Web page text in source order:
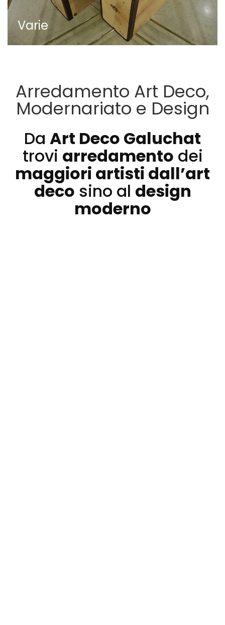
Varie
Arredamento Art Deco,
Modernariato e Design
Da Art Deco Galuchat
trovi arredamento dei
maggiori artisti dall’art
deco sino al design
moderno